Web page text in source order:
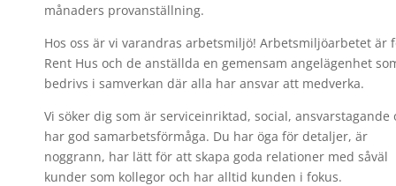
månaders provanställning.
Hos oss är vi varandras arbetsmiljö! Arbetsmiljöarbetet är
Rent Hus och de anställda en gemensam angelägenhet
bedrivs i samverkan där alla har ansvar att medverka.
Vi söker dig som är serviceinriktad, social, ansvarstagande
har god samarbetsförmåga. Du har öga för detaljer, är
noggrann, har lätt för att skapa goda relationer med såväl
kunder som kollegor och har alltid kunden i fokus.